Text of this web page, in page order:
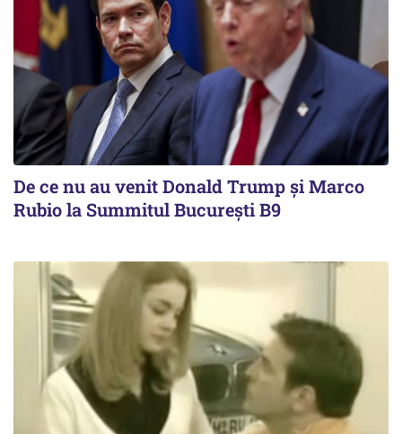
De ce nu au venit Donald Trump şi Marco
Rubio la Summitul Bucureşti B9